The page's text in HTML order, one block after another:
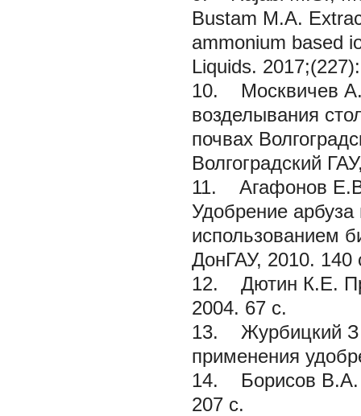
Bustam M.A.
ammonium based
Liquids.
10. Москвичев
возделывания
почвах
Волгоградский
11. Агафонов
Удобрение
использованием
ДонГАУ, 2010. 140
12. Дютин К.Е.
2004. 67 с.
13. Журбицкий
применения
14. Борисов В.А.
207 с.